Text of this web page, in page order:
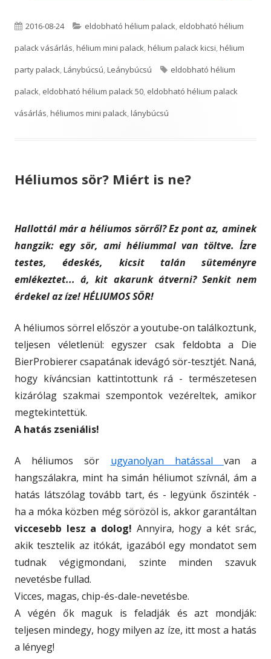
P
u
b
l
i
e
n
2016-08-24
C
a
t
e
g
i
eldobható hélium palack, eldobható hélium
palack vásárlás,hélium mini palack,hélium palack kicsi,hélium
party palack,Lánybúcsú,Leánybúcsú
T
a
eldobható hélium
palack, eldobható hélium palack 50, eldobható hélium palack
vásárlás,héliumos mini palack,lánybúcsú
Héliumos sör? Miért is ne?
Hallottál már a héliumos sörről? Ez pont az, aminek
hangzik: egy sör, ami héliummal van töltve. Ízre
testes, édeskés, kicsit talán süteményre
emlékeztet... á, kit akarunk átverni? Senkit nem
érdekel az íze! HÉLIUMOS SÖR!
A héliumos sörrel először a youtube-on találkoztunk,
teljesen véletlenül: egyszer csak feldobta a Die
BierProbierer csapatának idevágó sör-tesztjét. Naná,
hogy kíváncsian kattintottunk rá - természetesen
kizárólag szakmai szempontok vezéreltek, amikor
megtekintettük.
A hatás zseniális!
A héliumos sör ugyanolyan hatással van a
hangszálakra, mint ha simán héliumot szívnál, ám a
hatás látszólag tovább tart, és - legyünk őszinték -
ha a móka közben még sörözöl is, akkor garantáltan
viccesebb lesz a dolog! Annyira, hogy a két srác,
akik tesztelik az itókát, igazából egy mondatot sem
tudnak végigmondani, szinte minden szavuk
nevetésbe fullad.
Vicces, magas, chip-és-dale-nevetésbe.
A végén ők maguk is feladják és azt mondják:
teljesen mindegy, hogy milyen az íze, itt most a hatás
a lényeg!